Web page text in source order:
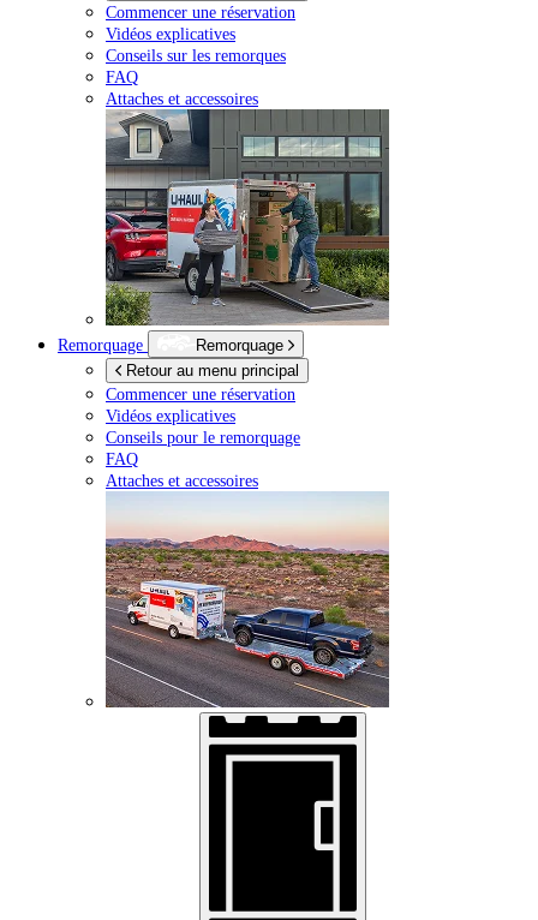
Commencer une réservation
Vidéos explicatives
Conseils sur les remorques
FAQ
Attaches et accessoires
Remorquage
Remorquage
Retour au menu principal
Commencer une réservation
Vidéos explicatives
Conseils pour le remorquage
FAQ
Attaches et accessoires